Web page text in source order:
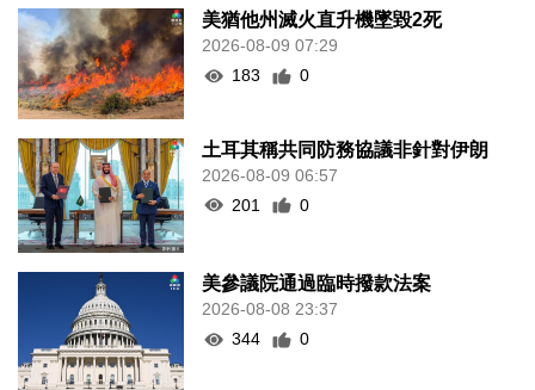
美猶他州滅火直升機墜毀2死
2026-08-09 07:29
183
0
土耳其稱共同防務協議非針對伊朗
2026-08-09 06:57
201
0
美參議院通過臨時撥款法案
2026-08-08 23:37
344
0